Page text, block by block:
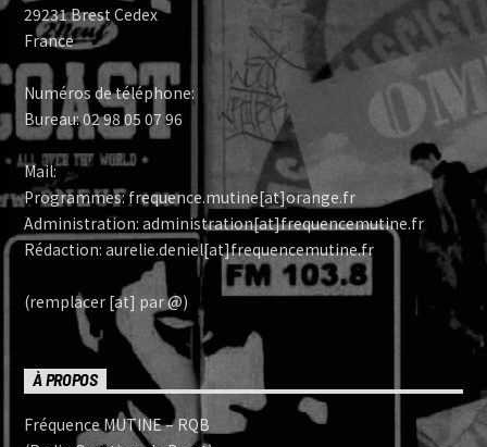
29231 Brest Cedex
France
Numéros de téléphone:
Bureau: 02 98 05 07 96
Mail:
Programmes: frequence.mutine[at]orange.fr
Administration: administration[at]frequencemutine.fr
Rédaction: aurelie.deniel[at]frequencemutine.fr
(remplacer [at] par @)
À PROPOS
Fréquence MUTINE – RQB